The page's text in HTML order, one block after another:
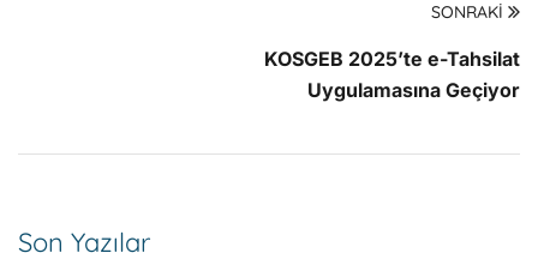
SONRAKI
KOSGEB 2025’te e-Tahsilat
Uygulamasına Geçiyor
Son Yazılar